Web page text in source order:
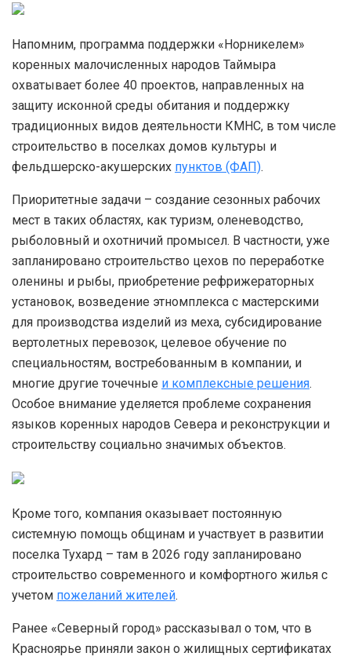
Напомним, программа поддержки «Норникелем»
коренных малочисленных народов Таймыра
охватывает более 40 проектов, направленных на
защиту исконной среды обитания и поддержку
традиционных видов деятельности КМНС, в том числе
строительство в поселках домов культуры и
фельдшерско-акушерских пунктов (ФАП).
Приоритетные задачи – создание сезонных рабочих
мест в таких областях, как туризм, оленеводство,
рыболовный и охотничий промысел. В частности, уже
запланировано строительство цехов по переработке
оленины и рыбы, приобретение рефрижераторных
установок, возведение этномплекса с мастерскими
для производства изделий из меха, субсидирование
вертолетных перевозок, целевое обучение по
специальностям, востребованным в компании, и
многие другие точечные и комплексные решения.
Особое внимание уделяется проблеме сохранения
языков коренных народов Севера и реконструкции и
строительству социально значимых объектов.
Кроме того, компания оказывает постоянную
системную помощь общинам и участвует в развитии
поселка Тухард – там в 2026 году запланировано
строительство современного и комфортного жилья с
учетом пожеланий жителей.
Ранее «Северный город» рассказывал о том, что в
Красноярье приняли закон о жилищных сертификатах